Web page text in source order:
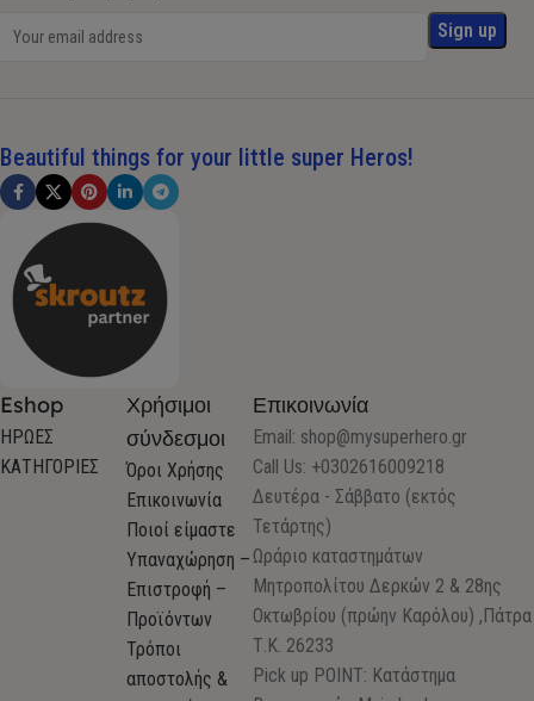
Beautiful things for your little super Heros!
Eshop
ΗΡΩΕΣ
ΚΑΤΗΓΟΡΙΕΣ
Χρήσιμοι
σύνδεσμοι
Όροι Χρήσης
Επικοινωνία
Ποιοί είμαστε
Υπαναχώρηση –
Επιστροφή –
Προϊόντων
Τρόποι
αποστολής &
Επικοινωνία
Email: shop@mysuperhero.gr
Call Us: +0302616009218
Δευτέρα - Σάββατο (εκτός
Τετάρτης)
Ωράριο καταστημάτων
Μητροπολίτου Δερκών 2 & 28ης
Οκτωβρίου (πρώην Καρόλου) ,Πάτρα
Τ.Κ. 26233
Pick up POINT: Κατάστημα